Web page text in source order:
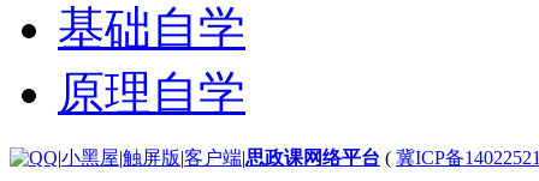
基础自学
原理自学
|小黑屋|触屏版|客户端|思政课网络平台 ( 冀ICP备